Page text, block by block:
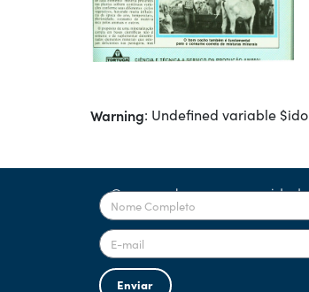
Warning: Undefined variable
Quer receber nossas
Enviar